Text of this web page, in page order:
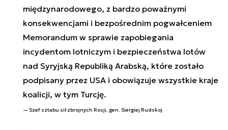
międzynarodowego, z bardzo poważnymi
konsekwencjami i bezpośrednim pogwałceniem
Memorandum w sprawie zapobiegania
incydentom lotniczym i bezpieczeństwa lotów
nad Syryjską Republiką Arabską, które zostało
podpisany przez USA i obowiązuje wszystkie kraje
koalicji, w tym Turcję.
Szef sztabu sił zbrojnych Rosji, gen. Siergiej Rudskoj